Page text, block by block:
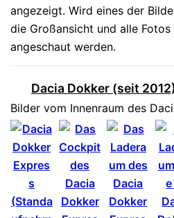
angezeigt. Wird eines der
die Großansicht und alle
angeschaut werden.
Dacia Dokker (seit
Bilder vom Innenraum des